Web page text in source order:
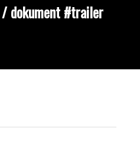
dokument #trailer